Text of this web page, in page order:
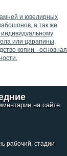
и ювелирных
а так же
или царапины,
копии - основная
на сайте
рабочий, стадии